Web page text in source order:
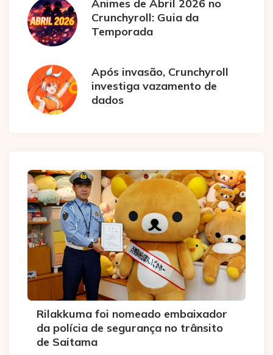
Animes de Abril 2026 no
Crunchyroll: Guia da
Temporada
Após invasão, Crunchyroll
investiga vazamento de
dados
Rilakkuma foi nomeado embaixador
da polícia de segurança no trânsito
de Saitama